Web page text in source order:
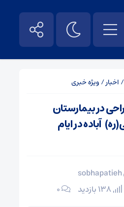
/ اخبار/ ویژه خبری
جراحی در بیمارستان
آباده در ایام
sobhapatieh
۰